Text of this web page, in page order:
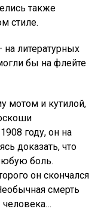
также
стиле.
литературных
бы на флейте
мотом и кутилой,
году, он на
доказать, что
боль.
он скончался
смерть
человека…